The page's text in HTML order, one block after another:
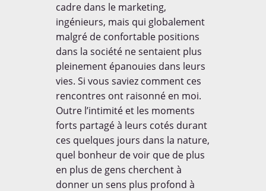
cadre dans le marketing,
ingénieurs, mais qui globalement
malgré de confortable positions
dans la société ne sentaient plus
pleinement épanouies dans leurs
vies. Si vous saviez comment ces
rencontres ont raisonné en moi.
Outre l’intimité et les moments
forts partagé à leurs cotés durant
ces quelques jours dans la nature,
quel bonheur de voir que de plus
en plus de gens cherchent à
donner un sens plus profond à